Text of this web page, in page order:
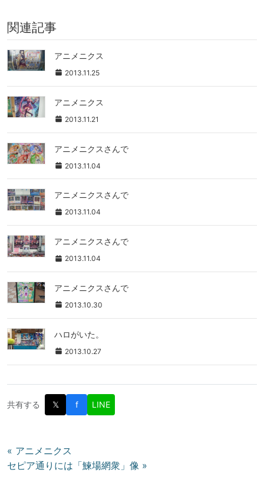
関連記事
アニメニクス
2013.11.25
アニメニクス
2013.11.21
アニメニクスさんで
2013.11.04
アニメニクスさんで
2013.11.04
アニメニクスさんで
2013.11.04
アニメニクスさんで
2013.10.30
ハロがいた。
2013.10.27
共有する 𝕏 f LINE
投
稿
« アニメニクス
セピア通りには「鰊場網衆」像 »